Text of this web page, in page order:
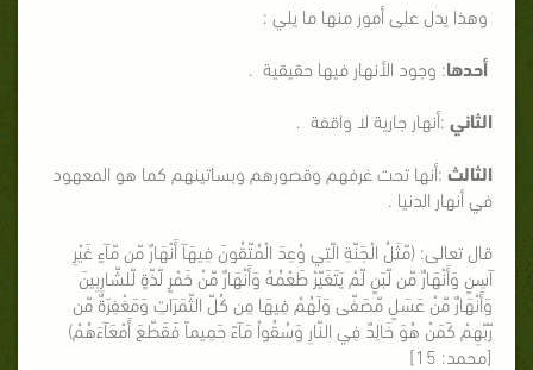
وهذا يدل على أمور منها ما يلي :
أحدها: وجود الأنهار فيها حقيقية .
الثاني :أنهار جارية لا واقفة .
الثالث :أنها تحت غرفهم وقصورهم وبساتينهم كما هو المعهود
في أنهار الدنيا .
قال تعالى: (مّثَلُ الْجَنّةِ الّتِي وُعِدَ الْمُتّقُونَ فِيهَآ أَنْهَارٌ مّن مّآءٍ غَيْرِ
آسِنٍ وَأَنْهَارٌ مّن لّبَنٍ لّمْ يَتَغَيّرْ طَعْمُهُ وَأَنْهَارٌ مّنْ خَمْرٍ لّذّةٍ لّلشّارِبِينَ
وَأَنْهَارٌ مّنْ عَسَلٍ مّصَفّى وَلَهُمْ فِيهَا مِن كُلّ الثّمَرَاتِ وَمَغْفِرَةٌ مّن
رّبّهِمْ كَمَنْ هُوَ خَالِدٌ فِي النّارِ وَسُقُواْ مَآءً حَمِيماً فَقَطّعَ أَمْعَآءَهُمْ)
[محمد: 15]